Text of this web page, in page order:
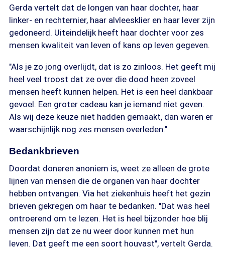
Gerda vertelt dat de longen van haar dochter, haar
linker- en rechternier, haar alvleesklier en haar lever zijn
gedoneerd. Uiteindelijk heeft haar dochter voor zes
mensen kwaliteit van leven of kans op leven gegeven.
"Als je zo jong overlijdt, dat is zo zinloos. Het geeft mij
heel veel troost dat ze over die dood heen zoveel
mensen heeft kunnen helpen. Het is een heel dankbaar
gevoel. Een groter cadeau kan je iemand niet geven.
Als wij deze keuze niet hadden gemaakt, dan waren er
waarschijnlijk nog zes mensen overleden."
Bedankbrieven
Doordat doneren anoniem is, weet ze alleen de grote
lijnen van mensen die de organen van haar dochter
hebben ontvangen. Via het ziekenhuis heeft het gezin
brieven gekregen om haar te bedanken. "Dat was heel
ontroerend om te lezen. Het is heel bijzonder hoe blij
mensen zijn dat ze nu weer door kunnen met hun
leven. Dat geeft me een soort houvast", vertelt Gerda.